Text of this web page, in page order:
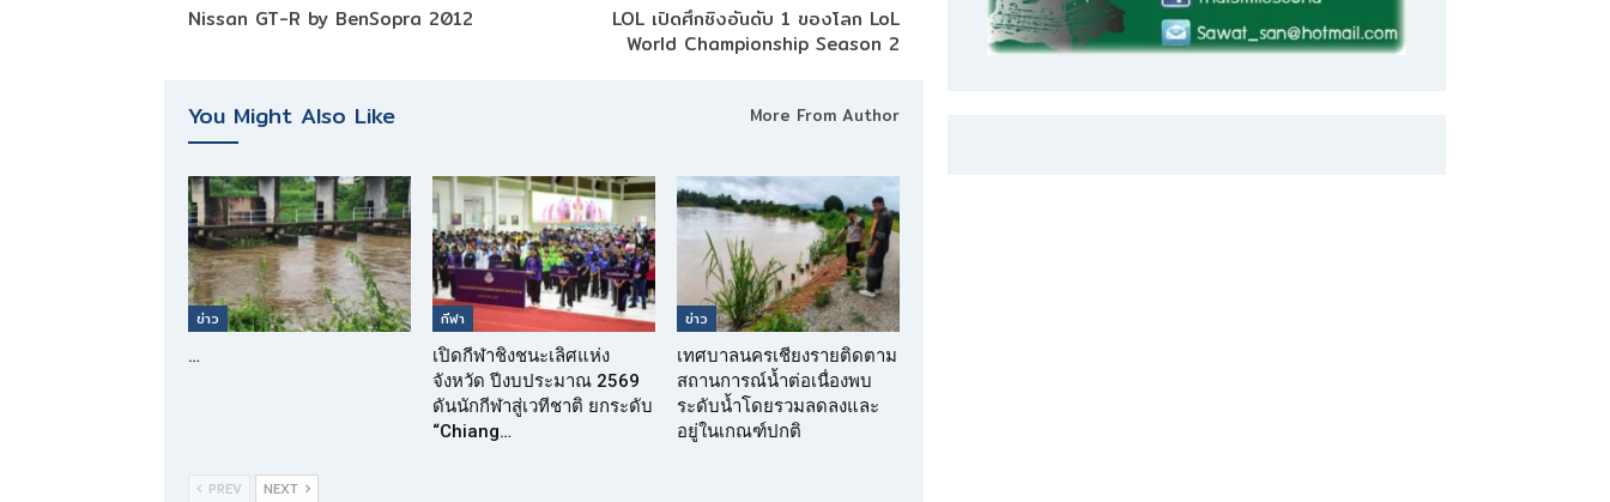
Nissan GT-R by BenSopra 2012
LOL เปิดศึกชิงอันดับ 1 ของโลก LoL
World Championship Season 2
You Might Also Like More From Author
ข่าว
…
กีฬา
เปิดกีฬาชิงชนะเลิศแห่ง
จังหวัด ปีงบประมาณ 2569
ดันนักกีฬาสู่เวทีชาติ ยกระดับ
“Chiang…
ข่าว
เทศบาลนครเชียงรายติดตาม
สถานการณ์น้ำต่อเนื่องพบ
ระดับน้ำโดยรวมลดลงและ
อยู่ในเกณฑ์ปกติ
PREV NEXT